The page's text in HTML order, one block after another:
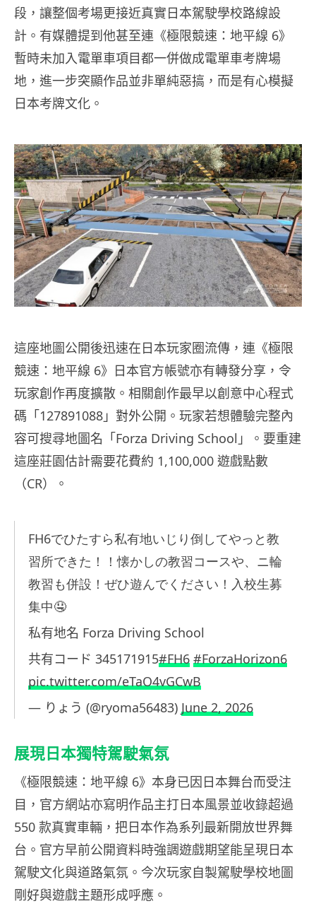
段，讓整個考場更接近真實日本駕駛學校路線設
計。有媒體提到他甚至連《極限競速：地平線 6》
暫時未加入電單車項目都一併做成電單車考牌場
地，進一步突顯作品並非單純惡搞，而是有心模擬
日本考牌文化。
這座地圖公開後迅速在日本玩家圈流傳，連《極限
競速：地平線 6》日本官方帳號亦有轉發分享，令
玩家創作再度擴散。相關創作最早以創意中心程式
碼「127891088」對外公開。玩家若想體驗完整內
容可搜尋地圖名「Forza Driving School」。要重建
這座莊園估計需要花費約 1,100,000 遊戲點數
（CR）。
FH6でひたすら私有地いじり倒してやっと教
習所できた！！懐かしの教習コースや、ニ輪
教習も併設！ぜひ遊んでください！入校生募
集中🤤
私有地名 Forza Driving School
共有コード 345171915#FH6 #ForzaHorizon6
pic.twitter.com/eTaO4vGCwB
— りょう (@ryoma56483) June 2, 2026
展現日本獨特駕駛氣氛
《極限競速：地平線 6》本身已因日本舞台而受注
目，官方網站亦寫明作品主打日本風景並收錄超過
550 款真實車輛，把日本作為系列最新開放世界舞
台。官方早前公開資料時強調遊戲期望能呈現日本
駕駛文化與道路氣氛。今次玩家自製駕駛學校地圖
剛好與遊戲主題形成呼應。